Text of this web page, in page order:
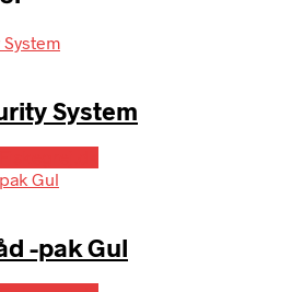
System
-pak Gul